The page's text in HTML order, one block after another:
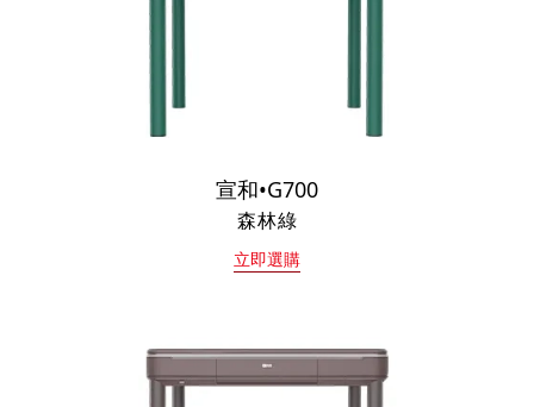
宣和•G700
森林綠
立即選購